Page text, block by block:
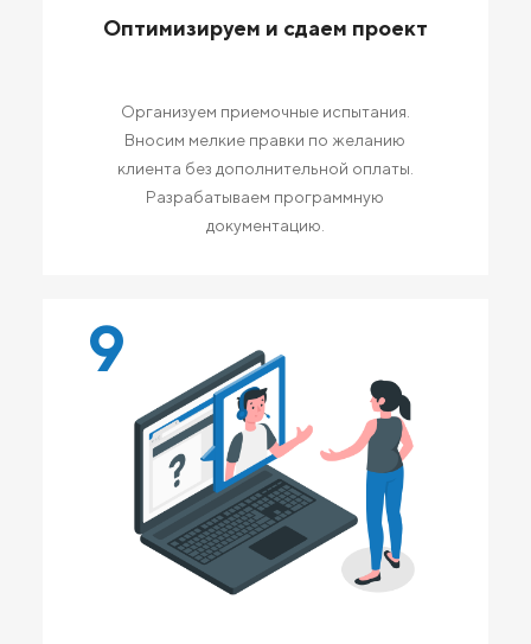
Оптимизируем и сдаем проект
Организуем приемочные испытания.
Вносим мелкие правки по желанию
клиента без дополнительной оплаты.
Разрабатываем программную
документацию.
9